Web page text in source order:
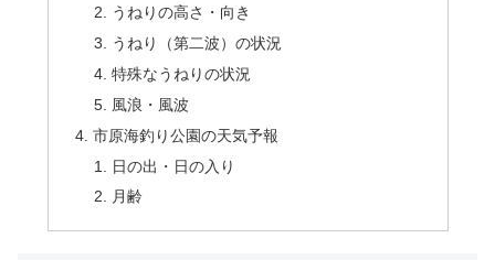
うねりの高さ・向き
うねり（第二波）の状況
特殊なうねりの状況
風浪・風波
市原海釣り公園の天気予報
日の出・日の入り
月齢